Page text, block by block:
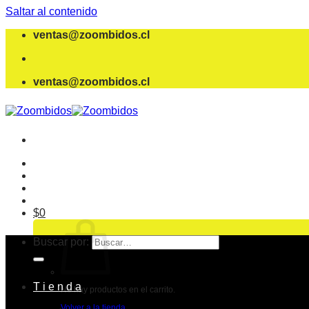
Saltar al contenido
ventas@zoombidos.cl
ventas@zoombidos.cl
$0
No hay productos en el carrito.
Buscar por:
T i e n d a